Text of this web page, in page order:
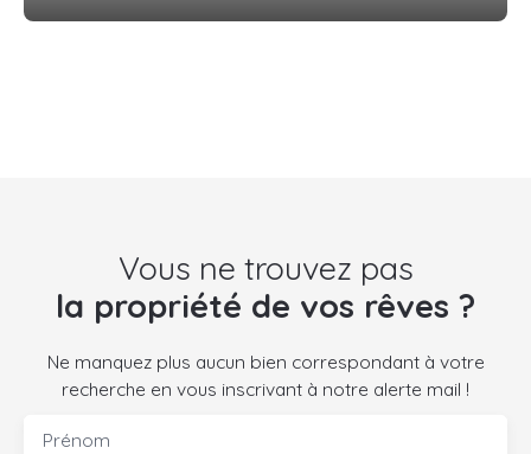
Vous ne trouvez pas
la propriété de vos rêves ?
Ne manquez plus aucun bien correspondant à votre
recherche en vous inscrivant à notre alerte mail !
Prénom